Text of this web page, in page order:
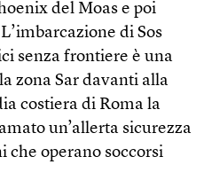
del Moas e poi
di Sos
senza frontiere è una
zona Sar davanti alla
costiera di Roma la
un’allerta sicurezza
che operano soccorsi